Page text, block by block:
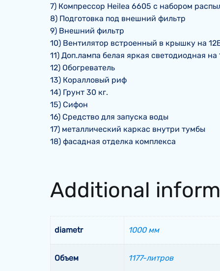
7) Компрессор Heilea 6605 с набором
8) Подготовка под внешний фильтр
9) Внешний фильтр
10) Вентилятор встроенный в крышку на
11) Доп.лампа белая яркая светодиодная на
12) Обогреватель
13) Коралловый риф
14) Грунт 30 кг.
15) Сифон
16) Средство для запуска воды
17) металлический каркас внутри тумбы
18) фасадная отделка комплекса
Additional
diametr 1000 мм
Объем 1177-литров